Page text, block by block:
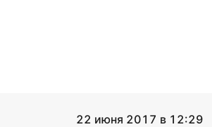
22 июня 2017 в 12:29